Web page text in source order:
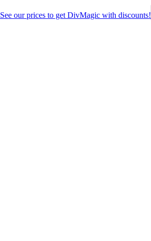
See our prices to get DivMagic with discounts!